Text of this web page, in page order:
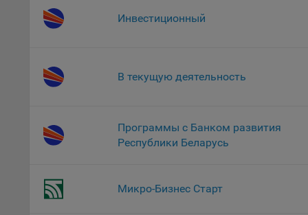
5.2.
их
5.4.
Инвестиционный
В текущую деятельность
Программы с Банком развития
Республики Беларусь
Микро-Бизнес Старт